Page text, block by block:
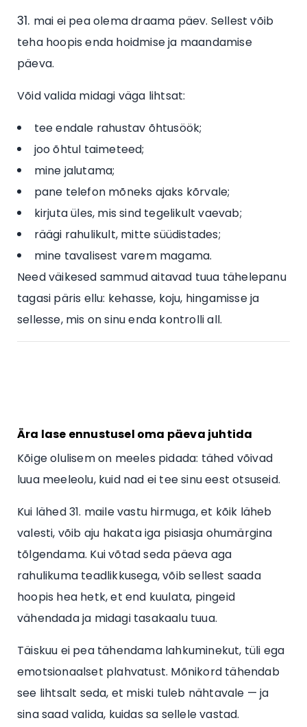
mai ei pea olema draama päev. Sellest võib
teha hoopis enda hoidmise ja maandamise
päeva.
Võid valida midagi väga lihtsat:
tee endale rahustav õhtusöök;
joo õhtul taimeteed;
mine jalutama;
pane telefon mõneks ajaks kõrvale;
kirjuta üles, mis sind tegelikult vaevab;
räägi rahulikult, mitte süüdistades;
mine tavalisest varem magama.
Need väikesed sammud aitavad tuua tähelepanu
tagasi päris ellu: kehasse, koju, hingamisse ja
sellesse, mis on sinu enda kontrolli all.
Ära lase ennustusel oma päeva juhtida
Kõige olulisem on meeles pidada: tähed võivad
luua meeleolu, kuid nad ei tee sinu eest otsuseid.
Kui lähed 31. maile vastu hirmuga, et kõik läheb
valesti, võib aju hakata iga pisiasja ohumärgina
tõlgendama. Kui võtad seda päeva aga
rahulikuma teadlikkusega, võib sellest saada
hoopis hea hetk, et end kuulata, pingeid
vähendada ja midagi tasakaalu tuua.
Täiskuu ei pea tähendama lahkuminekut, tüli ega
emotsionaalset plahvatust. Mõnikord tähendab
see lihtsalt seda, et miski tuleb nähtavale — ja
sina saad valida, kuidas sa sellele vastad.